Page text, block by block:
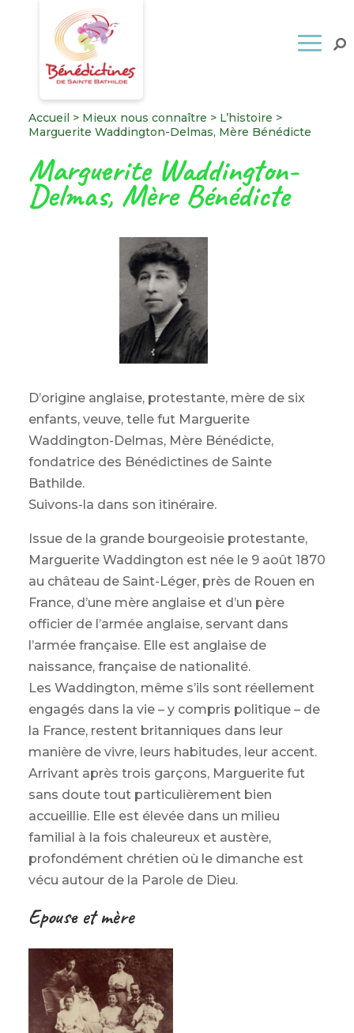
Accueil > Mieux nous connaître > L’histoire >
Marguerite Waddington-Delmas, Mère Bénédicte
Marguerite Waddington-
Delmas, Mère Bénédicte
D’origine anglaise, protestante, mère de six
enfants, veuve, telle fut Marguerite
Waddington-Delmas, Mère Bénédicte,
fondatrice des Bénédictines de Sainte
Bathilde.
Suivons-la dans son itinéraire.
Issue de la grande bourgeoisie protestante,
Marguerite Waddington est née le 9 août 1870
au château de Saint-Léger, près de Rouen en
France, d’une mère anglaise et d’un père
officier de l’armée anglaise, servant dans
l’armée française. Elle est anglaise de
naissance, française de nationalité.
Les Waddington, même s’ils sont réellement
engagés dans la vie – y compris politique – de
la France, restent britanniques dans leur
manière de vivre, leurs habitudes, leur accent.
Arrivant après trois garçons, Marguerite fut
sans doute tout particulièrement bien
accueillie. Elle est élevée dans un milieu
familial à la fois chaleureux et austère,
profondément chrétien où le dimanche est
vécu autour de la Parole de Dieu.
Epouse et mère